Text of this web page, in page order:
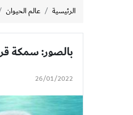
الرئيسية عالم الحيوان
بالصور: سمكة
26/01/2022